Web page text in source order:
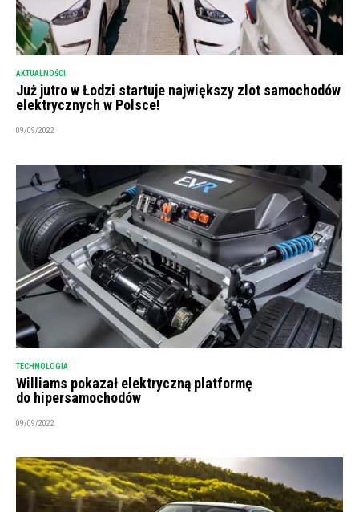
AKTUALNOŚCI
Już jutro w Łodzi startuje największy zlot samochodów
elektrycznych w Polsce!
09/09/2022
TECHNOLOGIA
Williams pokazał elektryczną platformę
do hipersamochodów
09/09/2022